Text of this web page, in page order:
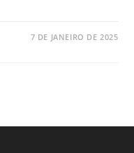
7 DE JANEIRO DE 2025